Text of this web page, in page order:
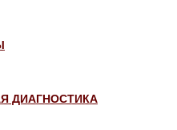
ДИАГНОСТИКА